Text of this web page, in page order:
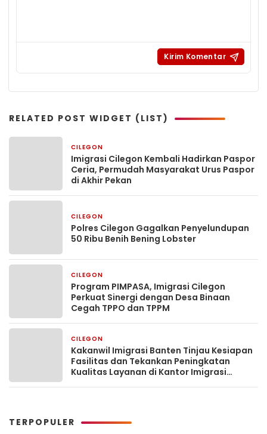
RELATED POST WIDGET (LIST)
CILEGON
Imigrasi Cilegon Kembali Hadirkan Paspor
Ceria, Permudah Masyarakat Urus Paspor
di Akhir Pekan
CILEGON
Polres Cilegon Gagalkan Penyelundupan
50 Ribu Benih Bening Lobster
CILEGON
Program PIMPASA, Imigrasi Cilegon
Perkuat Sinergi dengan Desa Binaan
Cegah TPPO dan TPPM
CILEGON
Kakanwil Imigrasi Banten Tinjau Kesiapan
Fasilitas dan Tekankan Peningkatan
Kualitas Layanan di Kantor Imigrasi
TERPOPULER